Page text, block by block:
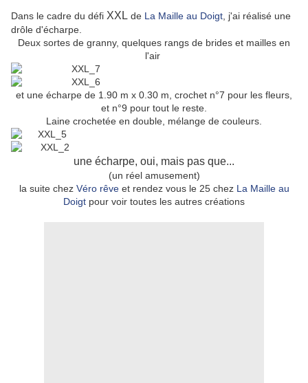
Dans le cadre du défi XXL de La Maille au Doigt , j'ai réalisé une
drôle d'écharpe.
Deux sortes de granny, quelques rangs de brides et mailles en
l'air
et une écharpe de 1.90 m x 0.30 m, crochet n°7 pour les fleurs,
et n°9 pour tout le reste.
Laine crochetée en double, mélange de couleurs.
une écharpe, oui, mais pas que...
(un réel amusement)
la suite chez Véro rêveet rendez vous le 25 chez La Maille au
Doigt pour voir toutes les autres créations